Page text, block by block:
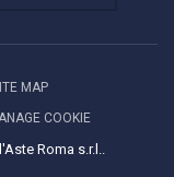
MAP
COOKIE
Roma s.r.l..